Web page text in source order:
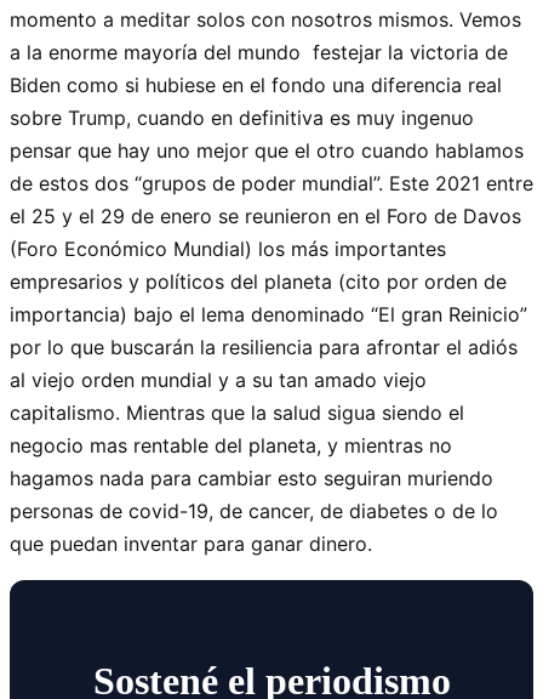
momento a meditar solos con nosotros mismos. Vemos
a la enorme mayoría del mundo festejar la victoria de
Biden como si hubiese en el fondo una diferencia real
sobre Trump, cuando en definitiva es muy ingenuo
pensar que hay uno mejor que el otro cuando hablamos
de estos dos “grupos de poder mundial”. Este 2021 entre
el 25 y el 29 de enero se reunieron en el Foro de Davos
(Foro Económico Mundial) los más importantes
empresarios y políticos del planeta (cito por orden de
importancia) bajo el lema denominado “El gran Reinicio”
por lo que buscarán la resiliencia para afrontar el adiós
al viejo orden mundial y a su tan amado viejo
capitalismo. Mientras que la salud sigua siendo el
negocio mas rentable del planeta, y mientras no
hagamos nada para cambiar esto seguiran muriendo
personas de covid-19, de cancer, de diabetes o de lo
que puedan inventar para ganar dinero.
Sostené el periodismo